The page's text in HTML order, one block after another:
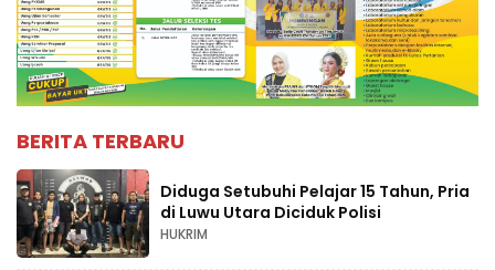
BERITA TERBARU
Diduga Setubuhi Pelajar 15 Tahun, Pria
di Luwu Utara Diciduk Polisi
HUKRIM